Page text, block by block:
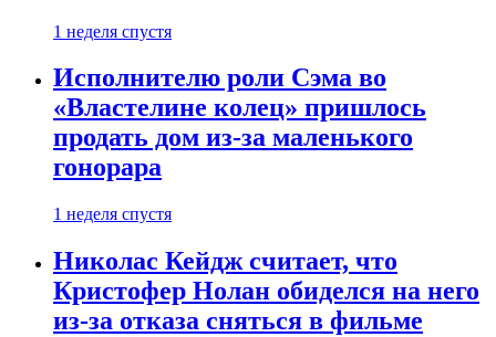
1 неделя спустя
Исполнителю роли Сэма во
«Властелине колец» пришлось
продать дом из-за маленького
гонорара
1 неделя спустя
Николас Кейдж считает, что
Кристофер Нолан обиделся на него
из-за отказа сняться в фильме